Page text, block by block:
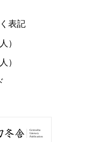
表記
）
）